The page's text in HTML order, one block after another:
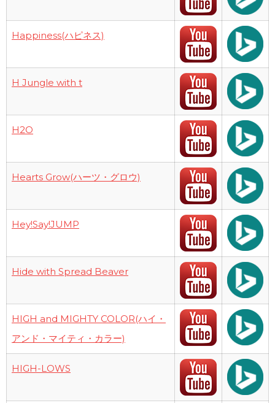
Happiness(ハピネス)
H Jungle with t
H2O
Hearts Grow(ハーツ・グロウ)
Hey!Say!JUMP
Hide with Spread Beaver
HIGH and MIGHTY COLOR(ハイ・
アンド・マイティ・カラー)
HIGH-LOWS